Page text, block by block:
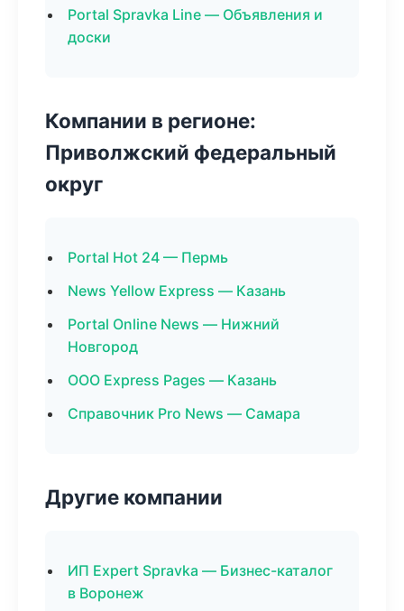
Portal Spravka Line — Объявления и
доски
Компании в регионе:
Приволжский федеральный
округ
Portal Hot 24 — Пермь
News Yellow Express — Казань
Portal Online News — Нижний
Новгород
ООО Express Pages — Казань
Справочник Pro News — Самара
Другие компании
ИП Expert Spravka — Бизнес-каталог
в Воронеж